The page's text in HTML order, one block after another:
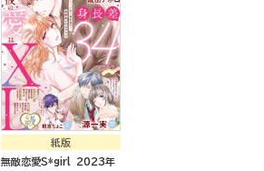
紙版
無敵恋愛S*girl 2023年